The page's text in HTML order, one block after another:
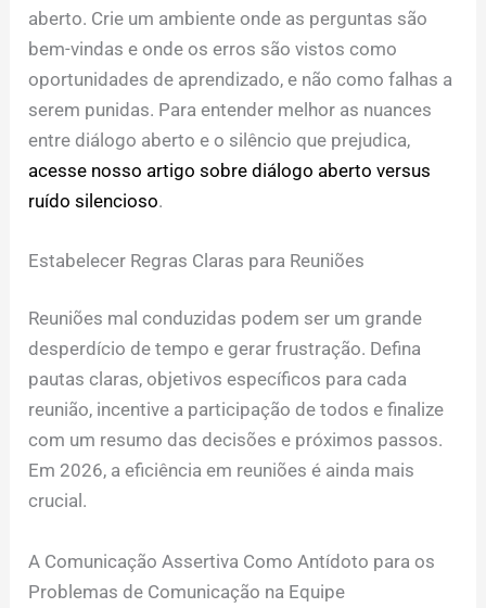
aberto. Crie um ambiente onde as perguntas são
bem-vindas e onde os erros são vistos como
oportunidades de aprendizado, e não como falhas a
serem punidas. Para entender melhor as nuances
entre diálogo aberto e o silêncio que prejudica,
acesse nosso artigo sobre diálogo aberto versus
ruído silencioso.
Estabelecer Regras Claras para Reuniões
Reuniões mal conduzidas podem ser um grande
desperdício de tempo e gerar frustração. Defina
pautas claras, objetivos específicos para cada
reunião, incentive a participação de todos e finalize
com um resumo das decisões e próximos passos.
Em 2026, a eficiência em reuniões é ainda mais
crucial.
A Comunicação Assertiva Como Antídoto para os
Problemas de Comunicação na Equipe